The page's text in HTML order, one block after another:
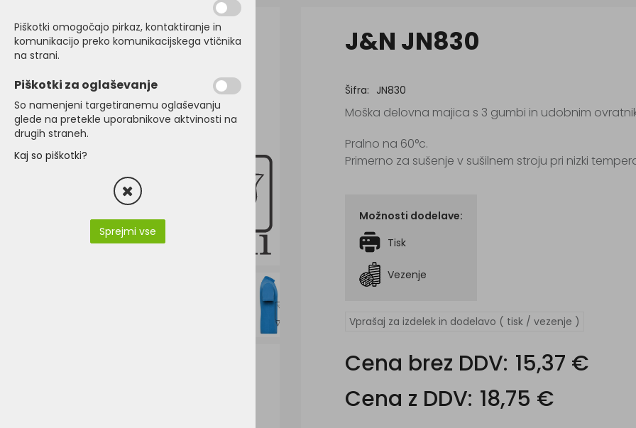
J&N JN830
Šifra: JN830
Moška delovna majica s 3 gumbi in udobnim
Pralno na 60°c.
Primerno za sušenje v sušilnem stroju pri nizki
Možnosti dodelave:
Tisk
Vezenje
Vprašaj za izdelek in dodelavo ( tisk / vezenje )
Cena brez DDV: 15,37 €
Cena z DDV: 18,75 €
Piškotki omogočajo pirkaz, kontaktiranje in
komunikacijo preko komunikacijskega vtičnika
na strani.
Piškotki za oglaševanje
So namenjeni targetiranemu oglaševanju
glede na pretekle uporabnikove aktvinosti na
drugih straneh.
Kaj so piškotki?
Sprejmi vse